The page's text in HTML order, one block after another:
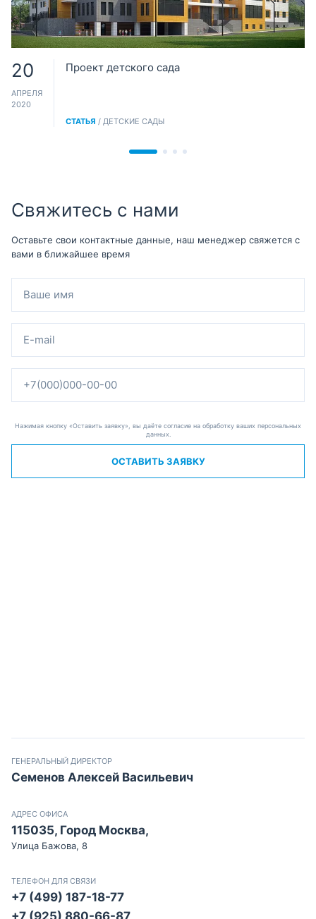
20
АПРЕЛЯ
2020
Проект детского сада
СТАТЬЯ / ДЕТСКИЕ САДЫ
Свяжитесь с нами
Оставьте свои контактные данные, наш менеджер свяжется с
вами в ближайшее время
Нажимая кнопку «Оставить заявку», вы даёте согласие на обработку ваших персональных
данных.
ОСТАВИТЬ ЗАЯВКУ
ГЕНЕРАЛЬНЫЙ ДИРЕКТОР
Семенов Алексей Васильевич
АДРЕС ОФИСА
115035, Город Москва,
Улица Бажова, 8
ТЕЛЕФОН ДЛЯ СВЯЗИ
+7 (499) 187-18-77
+7 (925) 880-66-87